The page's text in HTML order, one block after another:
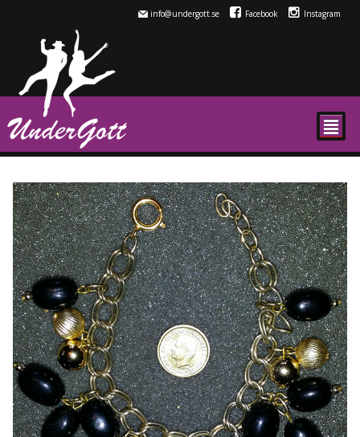
info@undergott.se Facebook Instagram
²